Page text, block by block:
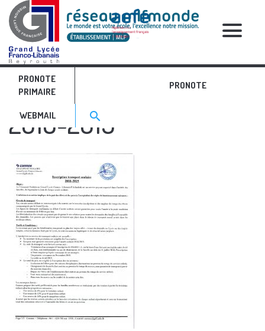
PRONOTE
PRIMAIRE
PRONOTE
WEBMAIL Search for:>
search
RELATIVE POSTS
Connex Règlement
2018-2019